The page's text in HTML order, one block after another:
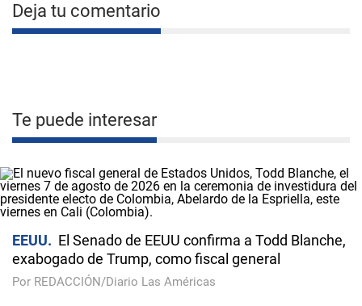
Deja tu comentario
Te puede interesar
EEUU
El Senado de EEUU confirma a Todd Blanche,
exabogado de Trump, como fiscal general
Por REDACCIÓN/Diario Las Américas